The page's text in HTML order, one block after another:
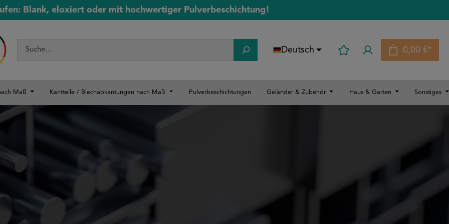
Blank, eloxiert oder mit hochwertiger Pulverbeschichtung!
Deutsch 0,00 €*
Maß Kantteile / Blechabkantungen nach Maß Pulverbeschichtungen Geländer & Zubehör Haus & Garten Sonstiges